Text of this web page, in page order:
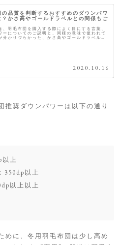
の品質を判断するおすすめのダウンパワ
？かさ高やゴールドラベルとの関係もご
、羽毛布団を購入する際によく目にする言葉、
ーについてのご説明と、同様の意味で使われて
分かりづらかった、かさ高やゴールドラベルと
2020.10.16
推奨ダウンパワーは以下の通り
以上
350dp以上
以上以上
めに、冬用羽毛布団は少し高め